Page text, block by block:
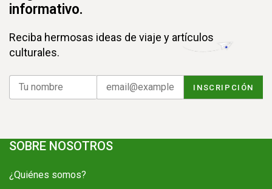
informativo.
Reciba hermosas ideas de viaje y artículos
culturales.
SOBRE NOSOTROS
¿Quiénes somos?